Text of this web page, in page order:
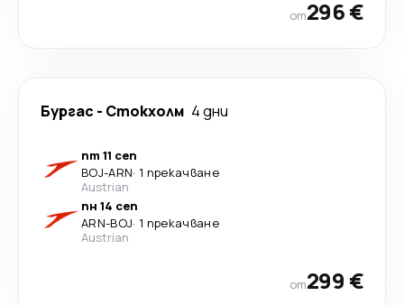
от296 €
Бургас - Стoкхолм 4 дни
пт 11 сеп
BOJ-ARN· 1 прекачване
Austrian
пн 14 сеп
ARN-BOJ· 1 прекачване
Austrian
от299 €